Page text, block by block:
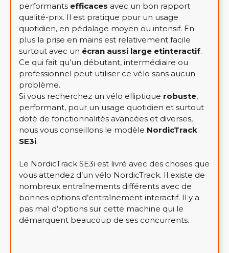
performants efficaces avec un bon rapport
qualité-prix. Il est pratique pour un usage
quotidien, en pédalage moyen ou intensif. En
plus la prise en mains est relativement facile
surtout avec un écran aussi large etinteractif.
Ce qui fait qu’un débutant, intermédiaire ou
professionnel peut utiliser ce vélo sans aucun
problème.
Si vous recherchez un vélo elliptique robuste,
performant, pour un usage quotidien et surtout
doté de fonctionnalités avancées et diverses,
nous vous conseillons le modèle NordicTrack
SE3i.
Le NordicTrack SE3i est livré avec des choses que
vous attendez d’un vélo NordicTrack. Il existe de
nombreux entraînements différents avec de
bonnes options d’entraînement interactif. Il y a
pas mal d’options sur cette machine qui le
démarquent beaucoup de ses concurrents.